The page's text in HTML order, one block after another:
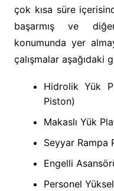
çok kısa süre
başarmış ve
konumunda yer
çalışmalar aşağıdaki
Hidrolik Yük
Piston)
Makaslı Yük
Seyyar Rampa
Engelli
Personel